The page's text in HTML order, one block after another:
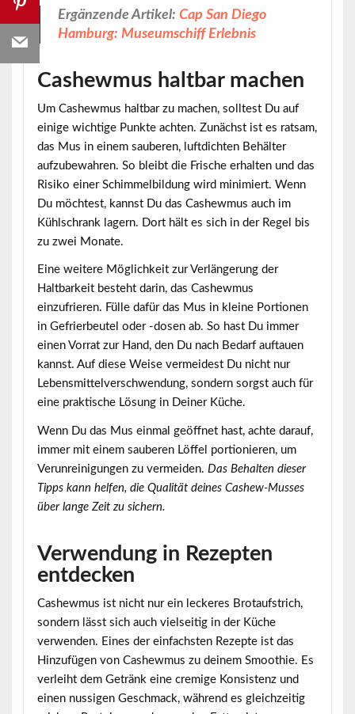
Ergänzende Artikel:Cap San Diego
Hamburg: Museumschiff Erlebnis
Cashewmus haltbar machen
Um Cashewmus haltbar zu machen, solltest Du auf
einige wichtige Punkte achten. Zunächst ist es ratsam,
das Mus in einem sauberen, luftdichten Behälter
aufzubewahren. So bleibt die Frische erhalten und das
Risiko einer Schimmelbildung wird minimiert. Wenn
Du möchtest, kannst Du das Cashewmus auch im
Kühlschrank lagern. Dort hält es sich in der Regel bis
zu zwei Monate.
Eine weitere Möglichkeit zur Verlängerung der
Haltbarkeitbesteht darin, das Cashewmus
einzufrieren. Fülle dafür das Mus in kleine Portionen
in Gefrierbeutel oder -dosen ab. So hast Du immer
einen Vorrat zur Hand, den Du nach Bedarf auftauen
kannst. Auf diese Weise vermeidest Du nicht nur
Lebensmittelverschwendung, sondern sorgst auch für
eine praktische Lösung in Deiner Küche.
Wenn Du das Mus einmal geöffnet hast, achte darauf,
immer mit einem sauberen Löffel portionieren, um
Verunreinigungen zu vermeiden. Das Behalten dieser
Tipps kann helfen, die Qualität deines Cashew-Musses
über lange Zeit zu sichern.
Verwendung in Rezepten
entdecken
Cashewmus ist nicht nur ein leckeres Brotaufstrich,
sondern lässt sich auch vielseitig in der Küche
verwenden. Eines der einfachsten Rezepte ist das
Hinzufügen von Cashewmus zu deinem Smoothie. Es
verleiht dem Getränk eine cremige Konsistenz und
einen nussigen Geschmack, während es gleichzeitig